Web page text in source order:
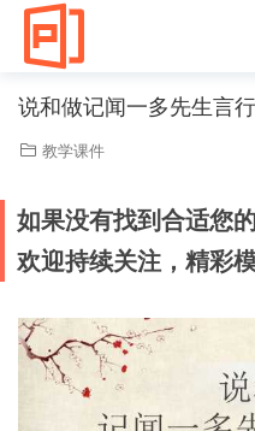
说和做记闻一多先生言
教学课件
如果没有找到合适您
欢迎持续关注，精彩